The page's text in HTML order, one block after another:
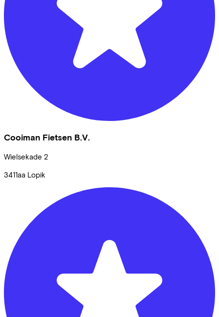
Cooiman Fietsen B.V.
Wielsekade 2
3411aa Lopik